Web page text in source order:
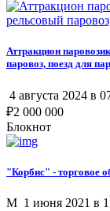
Аттракцион
паровоз, поезд для
4 августа 2024 в
₽2 000 000
Блокнот
"Корбис" - торговое
M 1 июня 2021 в